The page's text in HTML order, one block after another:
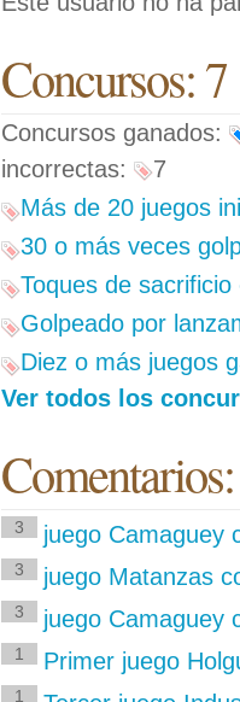
Concursos: 7
Concursos ganados:
incorrectas:
7
Más de 20 juegos
30 o más veces
Toques de
Golpeado por
Diez o más juegos
Ver todos los
3 juego Camaguey
3 juego Matanzas
3 juego Camaguey
1 Primer juego
1